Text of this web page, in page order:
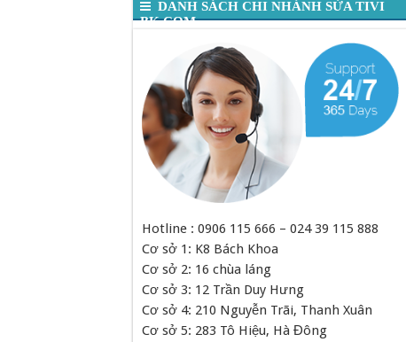
DANH SÁCH CHI NHÁNH SỬA TIVI
BK.COM
Hotline : 0906 115 666 – 024 39 115 888
Cơ sở 1: K8 Bách Khoa
Cơ sở 2: 16 chùa láng
Cơ sở 3: 12 Trần Duy Hưng
Cơ sở 4: 210 Nguyễn Trãi, Thanh Xuân
Cơ sở 5: 283 Tô Hiệu, Hà Đông